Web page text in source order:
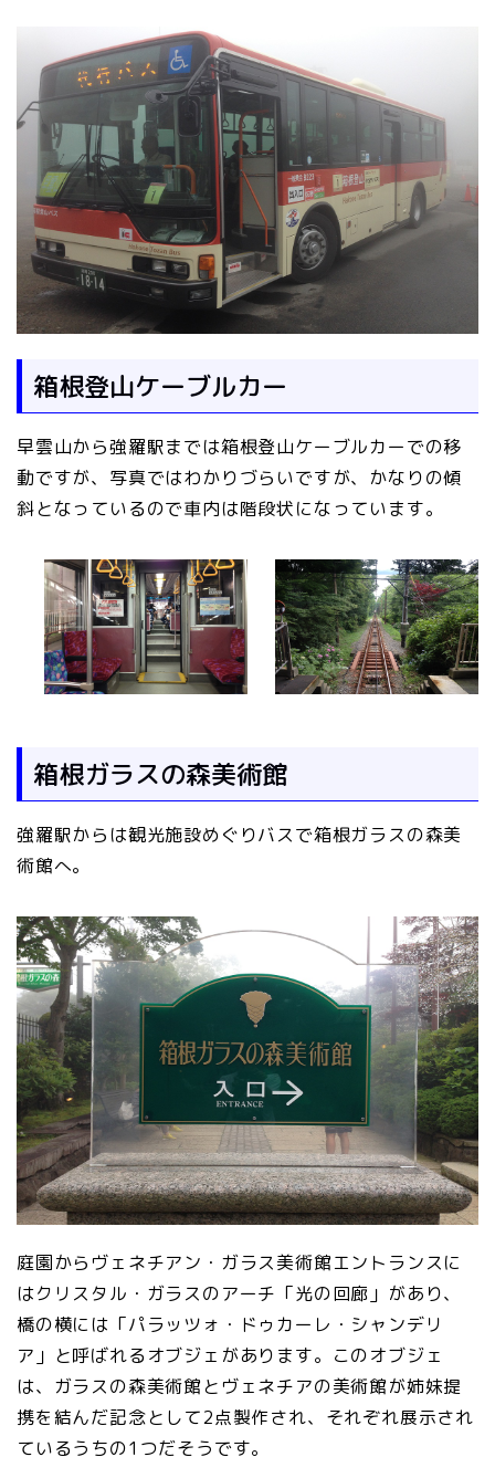
箱根登山ケーブルカー
早雲山から強羅駅までは箱根登山ケーブルカーでの移
動ですが、写真ではわかりづらいですが、かなりの傾
斜となっているので車内は階段状になっています。
箱根ガラスの森美術館
強羅駅からは観光施設めぐりバスで箱根ガラスの森美
術館へ。
庭園からヴェネチアン・ガラス美術館エントランスに
はクリスタル・ガラスのアーチ「光の回廊」があり、
橋の横には「パラッツォ・ドゥカーレ・シャンデリ
ア」と呼ばれるオブジェがあります。このオブジェ
は、ガラスの森美術館とヴェネチアの美術館が姉妹提
携を結んだ記念として2点製作され、それぞれ展示され
ているうちの1つだそうです。